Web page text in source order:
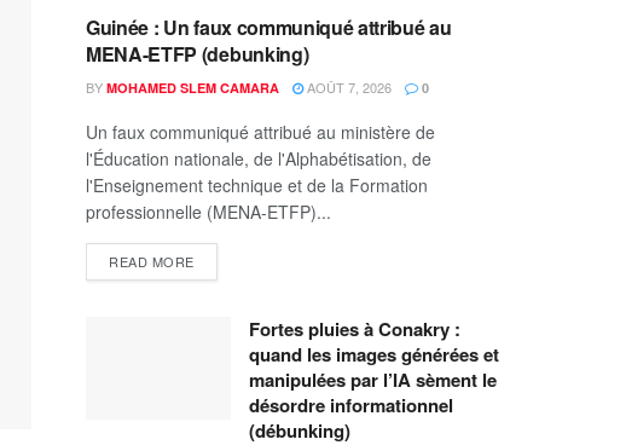
Guinée : Un faux communiqué attribué au
MENA-ETFP (debunking)
BY MOHAMED SLEM CAMARA AOÛT 7, 2026 0
Un faux communiqué attribué au ministère de
l'Éducation nationale, de l'Alphabétisation, de
l'Enseignement technique et de la Formation
professionnelle (MENA-ETFP)...
READ MORE
Fortes pluies à Conakry :
quand les images générées et
manipulées par l’IA sèment le
désordre informationnel
(débunking)